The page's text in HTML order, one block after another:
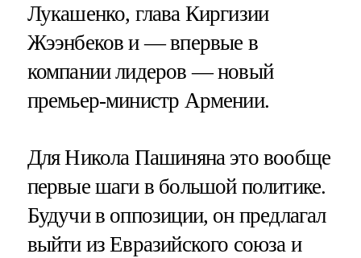
Лукашенко, глава Киргизии
Жээнбеков и — впервые в
компании лидеров — новый
премьер-министр Армении.
Для Никола Пашиняна это вообще
первые шаги в большой политике.
Будучи в оппозиции, он предлагал
выйти из Евразийского союза и